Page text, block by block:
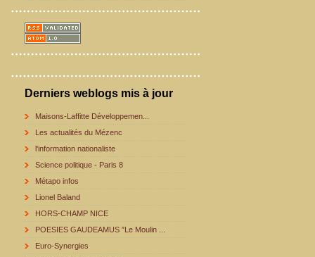
Derniers weblogs mis à jour
Maisons-Laffitte Développemen...
Les actualités du Mézenc
l'information nationaliste
Science politique - Paris 8
Métapo infos
Lionel Baland
HORS-CHAMP NICE
POESIES GAUDEAMUS ”Le Moulin ...
Euro-Synergies